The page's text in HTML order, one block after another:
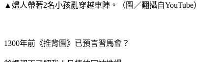
▲婦人帶著2名小孩亂穿越車陣。（圖／翻攝自YouTube）
1300年前《推背圖》已預言習馬會？